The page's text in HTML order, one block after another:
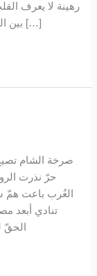
رهينة لا يعرف
بين الهضابِ على ذراكِ تربعي زادت جراح عن جراحي […]
صرخة الشام
حرّ نذرت
العُرب باعت همّ
تنادي أبعد